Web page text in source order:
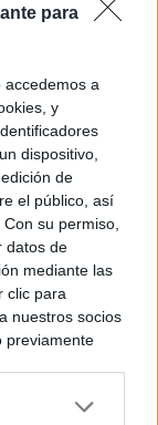
para
accedemos a
y
dispositivo,
de
el público, así
su permiso,
datos de
mediante las
clic para
nuestros socios
previamente
algún